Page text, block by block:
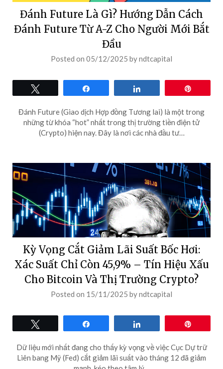
Đánh Future Là Gì? Hướng Dẫn Cách
Đánh Future Từ A-Z Cho Người Mới Bắt
Đầu
Posted on 05/12/2025 byndtcapital
Đánh Future (Giao dịch Hợp đồng Tương lai) là một trong
những từ khóa “hot” nhất trong thị trường tiền điện tử
(Crypto) hiện nay. Đây là nơi các nhà đầu tư…
Kỳ Vọng Cắt Giảm Lãi Suất Bốc Hơi:
Xác Suất Chỉ Còn 45,9% – Tín Hiệu Xấu
Cho Bitcoin Và Thị Trường Crypto?
Posted on 15/11/2025 byndtcapital
Dữ liệu mới nhất đang cho thấy kỳ vọng về việc Cục Dự trữ
Liên bang Mỹ (Fed) cắt giảm lãi suất vào tháng 12 đã giảm